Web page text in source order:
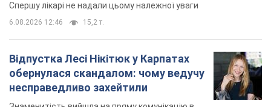
Спершу лікарі не надали цьому належної уваги
6.08.2026 12:46 15,2 т.
Відпустка Лесі Нікітюк у Карпатах
обернулася скандалом: чому ведучу
несправедливо захейтили